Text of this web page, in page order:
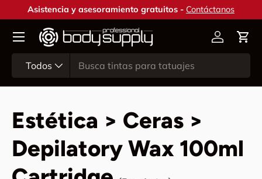
Ir al contenido
Asistencia y asesoramiento gratuitos - Contáctanos
Todos
Cuenta
Estética > Ceras >
Depilatory Wax 100ml